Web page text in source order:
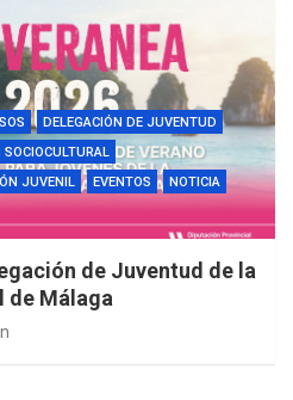
DELEGACIÓN DE JUVENTUD
JUVENIL
EVENTOS
NOTICIA
de Juventud de la
de Málaga